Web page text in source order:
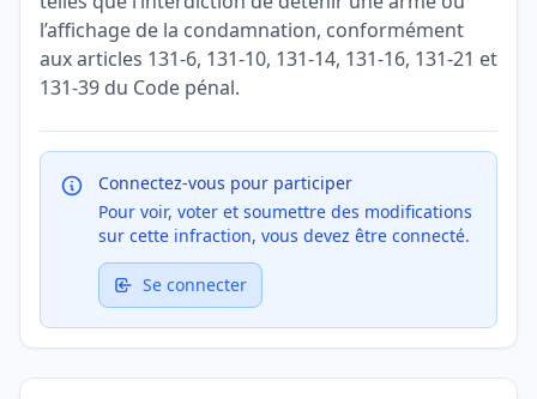
l’affichage de la condamnation, conformément
aux articles 131-6, 131-10, 131-14, 131-16, 131-21 et
131-39 du Code pénal.
Connectez-vous pour participer
Pour voir, voter et soumettre des modifications
sur cette infraction, vous devez être connecté.
Se connecter